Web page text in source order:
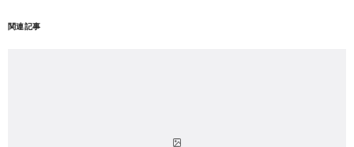
関連記事